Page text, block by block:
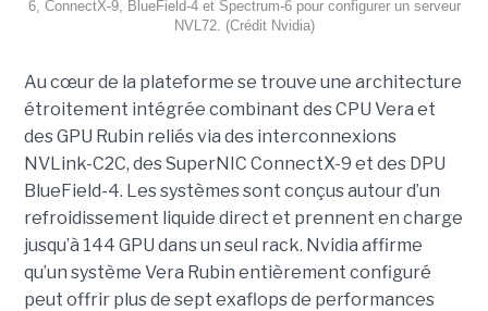
6, ConnectX-9, BlueField-4 et Spectrum-6 pour configurer un serveur
NVL72. (Crédit Nvidia)
Au cœur de la plateforme se trouve une architecture
étroitement intégrée combinant des CPU Vera et
des GPU Rubin reliés via des interconnexions
NVLink-C2C, des SuperNIC ConnectX-9 et des DPU
BlueField-4. Les systèmes sont conçus autour d’un
refroidissement liquide direct et prennent en charge
jusqu’à 144 GPU dans un seul rack. Nvidia affirme
qu’un système Vera Rubin entièrement configuré
peut offrir plus de sept exaflops de performances